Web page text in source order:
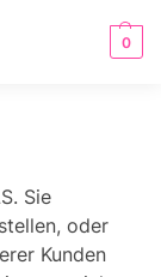
0
Sie
oder
Kunden